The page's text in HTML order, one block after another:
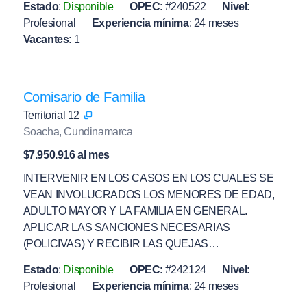
Estado: Disponible OPEC: #240522 Nivel :
Profesional
Experiencia mínima: 24 meses
Vacantes: 1
Comisario de Familia
Territorial 12
Soacha, Cundinamarca
$7.950.916 al mes
INTERVENIR EN LOS CASOS EN LOS CUALES SE
VEAN INVOLUCRADOS LOS MENORES DE EDAD,
ADULTO MAYOR Y LA FAMILIA EN GENERAL.
APLICAR LAS SANCIONES NECESARIAS
(POLICIVAS) Y RECIBIR LAS QUEJAS…
Estado: Disponible OPEC: #242124 Nivel :
Profesional
Experiencia mínima: 24 meses